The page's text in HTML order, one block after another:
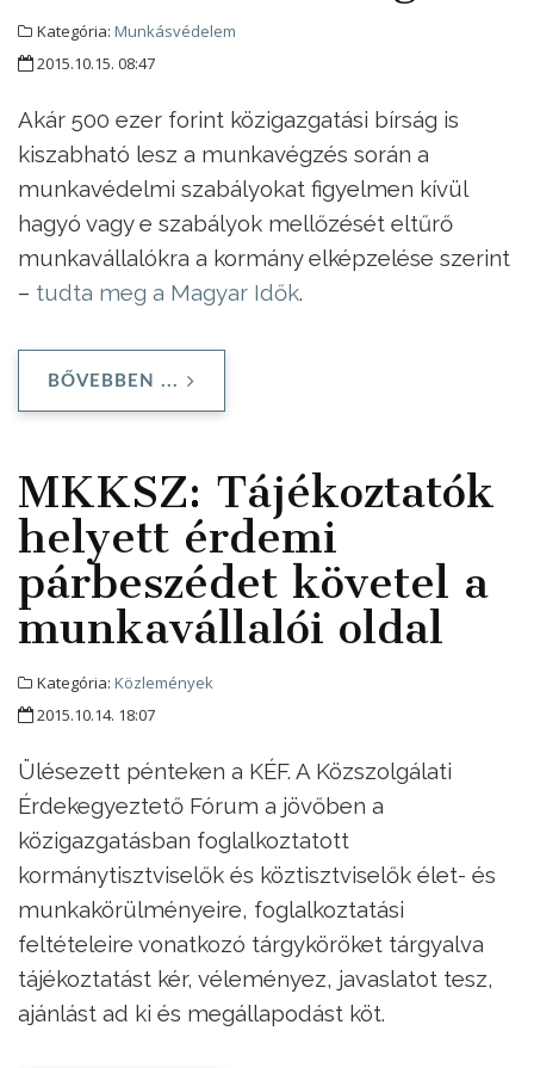
Kategória: Munkásvédelem
2015.10.15. 08:47
Akár 500 ezer forint közigazgatási bírság is
kiszabható lesz a munkavégzés során a
munkavédelmi szabályokat figyelmen kívül
hagyó vagy e szabályok mellőzését eltűrő
munkavállalókra a kormány elképzelése szerint
– tudta meg a Magyar Idők.
BŐVEBBEN ...
MKKSZ: Tájékoztatók
helyett érdemi
párbeszédet követel a
munkavállalói oldal
Kategória: Közlemények
2015.10.14. 18:07
Ülésezett pénteken a KÉF. A Közszolgálati
Érdekegyeztető Fórum a jövőben a
közigazgatásban foglalkoztatott
kormánytisztviselők és köztisztviselők élet- és
munkakörülményeire, foglalkoztatási
feltételeire vonatkozó tárgyköröket tárgyalva
tájékoztatást kér, véleményez, javaslatot tesz,
ajánlást ad ki és megállapodást köt.